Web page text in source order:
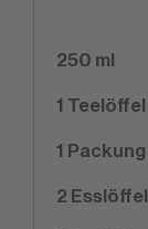
250 ml
1 Teelöffel
1 Packung
2 Esslöffel